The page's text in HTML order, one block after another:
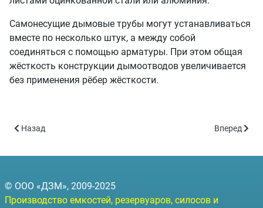
Самонесущие дымовые трубы могут устанавливаться
вместе по несколько штук, а между собой
соединяться с помощью арматуры. При этом общая
жёсткость конструкции дымоотводов увеличивается
без применения рёбер жёсткости.
Предыдущий: Отдельно стоящие на оттяжных элементах
Назад Следующий:
Вперед
© ООО «ДЗМ», 2009-2025
Производство емкостей, резервуаров, силосов и